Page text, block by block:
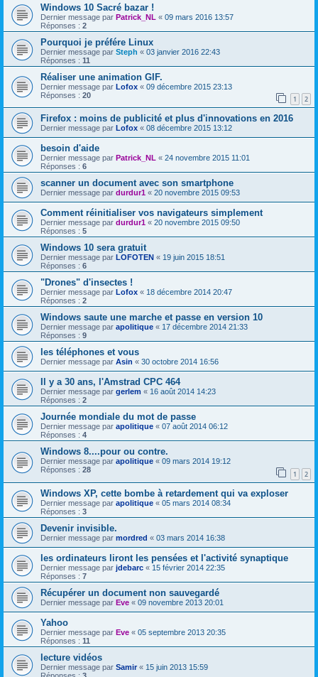
Windows 10 Sacré bazar !
Dernier message par Patrick_NL « 09 mars 2016 13:57
Réponses : 2
Pourquoi je préfére Linux
Dernier message par Steph « 03 janvier 2016 22:43
Réponses : 11
Réaliser une animation GIF.
Dernier message par Lofox « 09 décembre 2015 23:13
Réponses : 20 1 2
Firefox : moins de publicité et plus d'innovations en 2016
Dernier message par Lofox « 08 décembre 2015 13:12
besoin d'aide
Dernier message par Patrick_NL « 24 novembre 2015 11:01
Réponses : 6
scanner un document avec son smartphone
Dernier message par durdur1 « 20 novembre 2015 09:53
Comment réinitialiser vos navigateurs simplement
Dernier message par durdur1 « 20 novembre 2015 09:50
Réponses : 5
Windows 10 sera gratuit
Dernier message par LOFOTEN « 19 juin 2015 18:51
Réponses : 6
"Drones" d'insectes !
Dernier message par Lofox « 18 décembre 2014 20:47
Réponses : 2
Windows saute une marche et passe en version 10
Dernier message par apolitique « 17 décembre 2014 21:33
Réponses : 9
les téléphones et vous
Dernier message par Asin « 30 octobre 2014 16:56
Il y a 30 ans, l'Amstrad CPC 464
Dernier message par gerlem « 16 août 2014 14:23
Réponses : 2
Journée mondiale du mot de passe
Dernier message par apolitique « 07 août 2014 06:12
Réponses : 4
Windows 8....pour ou contre.
Dernier message par apolitique « 09 mars 2014 19:12
Réponses : 28 1 2
Windows XP, cette bombe à retardement qui va exploser
Dernier message par apolitique « 05 mars 2014 08:34
Réponses : 3
Devenir invisible.
Dernier message par mordred « 03 mars 2014 16:38
les ordinateurs liront les pensées et l'activité synaptique
Dernier message par jdebarc « 15 février 2014 22:35
Réponses : 7
Récupérer un document non sauvegardé
Dernier message par Eve « 09 novembre 2013 20:01
Yahoo
Dernier message par Eve « 05 septembre 2013 20:35
Réponses : 11
lecture vidéos
Dernier message par Samir « 15 juin 2013 15:59